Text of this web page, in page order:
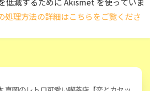
処理方法の詳細はこちらをご覧くださ